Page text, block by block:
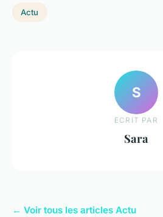
Actu
S
ECRIT PAR
Sara
← Voir tous les articles Actu